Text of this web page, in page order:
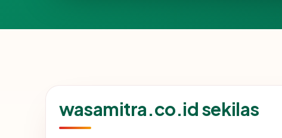
wasamitra.co.id sekilas